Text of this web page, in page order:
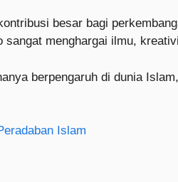
besar bagi
menghargai ilmu,
berpengaruh di dunia
Islam